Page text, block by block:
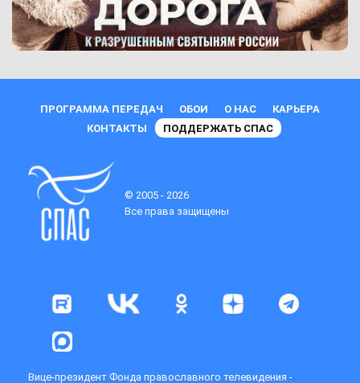
ПРОГРАММА ПЕРЕДАЧ ОБОИ О НАС
КАРЬЕРА
КОНТАКТЫ
ПОДДЕРЖАТЬ СПАС
© 2005 - 2026
Все права защищены
Вице-президент Фонда православного телевидения -